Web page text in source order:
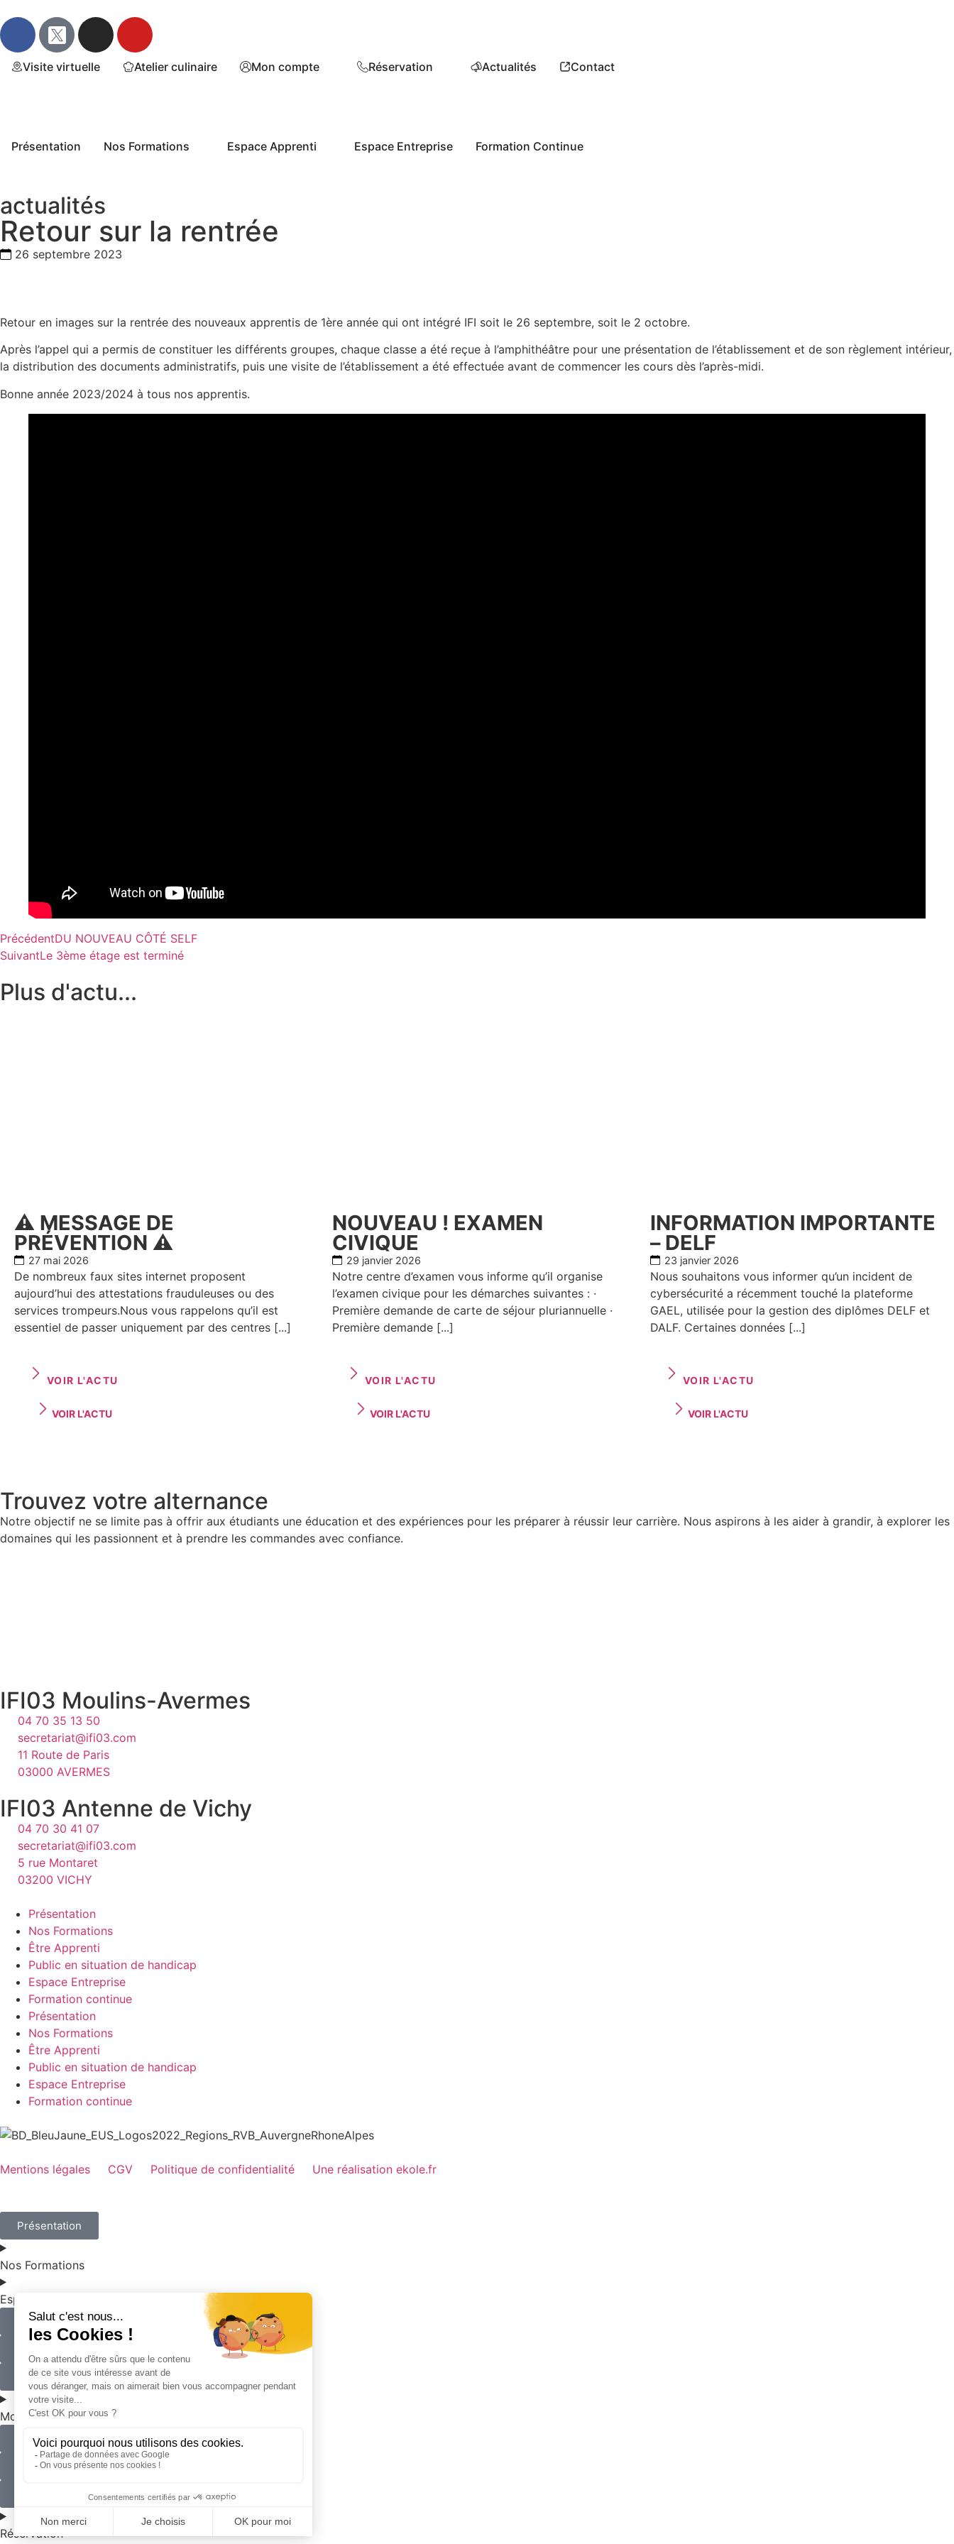
Visite virtuelle Atelier culinaire Mon compte Réservation Actualités Contact
Présentation Nos Formations Espace Apprenti Espace Entreprise Formation Continue
actualités
Retour sur la rentrée
26 septembre 2023
Retour en images sur la rentrée des nouveaux apprentis de 1ère année qui ont intégré IFI soit le 26 septembre, soit le 2 octobre.
Après l’appel qui a permis de constituer les différents groupes, chaque classe a été reçue à l’amphithéâtre pour une présentation de l’établissement et de son règlement intérieur,
la distribution des documents administratifs, puis une visite de l’établissement a été effectuée avant de commencer les cours dès l’après-midi.
Bonne année 2023/2024 à tous nos apprentis.
PrécédentDU NOUVEAU CÔTÉ SELF
SuivantLe 3ème étage est terminé
Plus d'actu...
⚠️ MESSAGE DE
PRÉVENTION ⚠️
27 mai 2026
De nombreux faux sites internet proposent
aujourd’hui des attestations frauduleuses ou des
services trompeurs.Nous vous rappelons qu’il est
essentiel de passer uniquement par des centres [...]
VOIR L'ACTU
VOIR L'ACTU
NOUVEAU ! EXAMEN
CIVIQUE
29 janvier 2026
Notre centre d’examen vous informe qu’il organise
l’examen civique pour les démarches suivantes : ·
Première demande de carte de séjour pluriannuelle ·
Première demande [...]
VOIR L'ACTU
VOIR L'ACTU
INFORMATION IMPORTANTE
– DELF
23 janvier 2026
Nous souhaitons vous informer qu’un incident de
cybersécurité a récemment touché la plateforme
GAEL, utilisée pour la gestion des diplômes DELF et
DALF. Certaines données [...]
VOIR L'ACTU
VOIR L'ACTU
Trouvez votre alternance
Notre objectif ne se limite pas à offrir aux étudiants une éducation et des expériences pour les préparer à réussir leur carrière. Nous aspirons à les aider à grandir, à explorer les
domaines qui les passionnent et à prendre les commandes avec confiance.
IFI03 Moulins-Avermes
04 70 35 13 50
secretariat@ifi03.com
11 Route de Paris
03000 AVERMES
IFI03 Antenne de Vichy
04 70 30 41 07
secretariat@ifi03.com
5 rue Montaret
03200 VICHY
Présentation
Nos Formations
Être Apprenti
Public en situation de handicap
Espace Entreprise
Formation continue
Présentation
Nos Formations
Être Apprenti
Public en situation de handicap
Espace Entreprise
Formation continue
Mentions légales CGV Politique de confidentialité Une réalisation ekole.fr
Présentation
Nos Formations
Espace Apprenti
Espace Entreprise
Visite Virtuelle
Mon Compte
Actualités
Contact
Atelier Culinaire
Réservation